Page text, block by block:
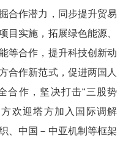
合作潜力，同步提升贸易
目实施，拓展绿色能源、
等合作，提升科技创新动
合作新范式，促进两国人
合作，坚决打击“三股势
欢迎塔方加入国际调解
、中国－中亚机制等框架